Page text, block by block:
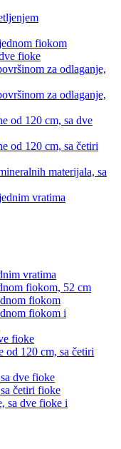
fiokom
fioke
za odlaganje,
za odlaganje,
od 120 cm, sa dve
od 120 cm, sa četiri
materijala, sa
vratima
vratima
fiokom, 52 cm
fiokom
fiokom i
fioke
od 120 cm, sa četiri
dve fioke
četiri fioke
sa dve fioke i